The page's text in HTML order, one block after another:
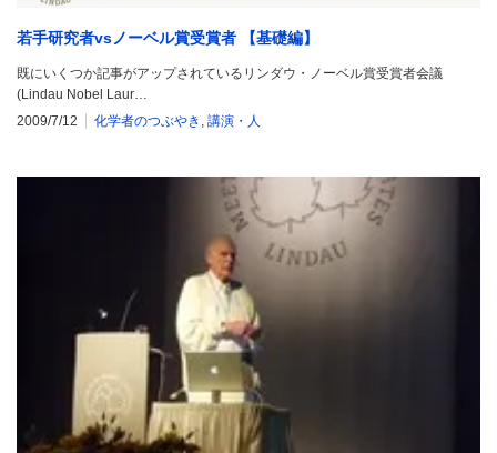
若手研究者vsノーベル賞受賞者 【基礎編】
既にいくつか記事がアップされているリンダウ・ノーベル賞受賞者会議
(Lindau Nobel Laur…
2009/7/12
化学者のつぶやき 講演・人